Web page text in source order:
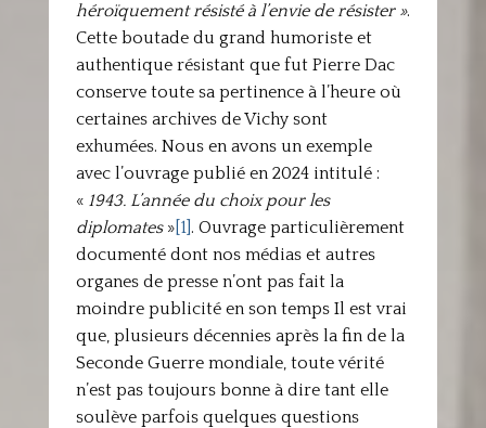
héroïquement résisté à l’envie de résister ».
Cette boutade du grand humoriste et
authentique résistant que fut Pierre Dac
conserve toute sa pertinence à l’heure où
certaines archives de Vichy sont
exhumées. Nous en avons un exemple
avec l’ouvrage publié en 2024 intitulé :
« 1943. L’année du choix pour les
diplomates»[1]. Ouvrage particulièrement
documenté dont nos médias et autres
organes de presse n’ont pas fait la
moindre publicité en son temps Il est vrai
que, plusieurs décennies après la fin de la
Seconde Guerre mondiale, toute vérité
n’est pas toujours bonne à dire tant elle
soulève parfois quelques questions